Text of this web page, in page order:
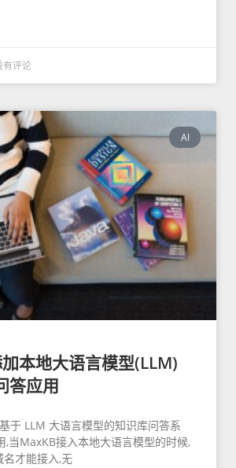
有评论
AI
本地大语言模型(LLM)
答应用
于 LLM 大语言模型的知识库问答系
,当MaxKB接入本地大语言模型的时候,
名才能接入,无